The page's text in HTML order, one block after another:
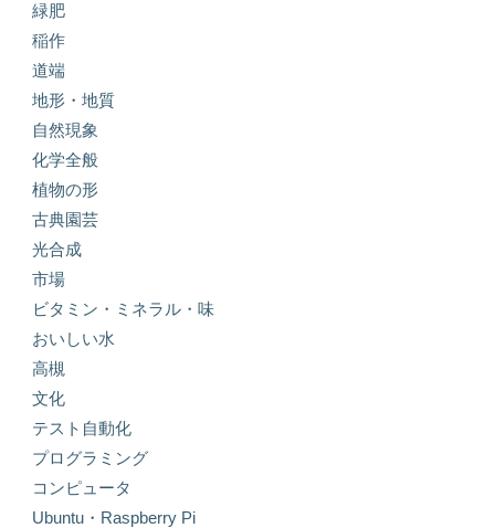
緑肥
稲作
道端
地形・地質
自然現象
化学全般
植物の形
古典園芸
光合成
市場
ビタミン・ミネラル・味
おいしい水
高槻
文化
テスト自動化
プログラミング
コンピュータ
Ubuntu・Raspberry Pi